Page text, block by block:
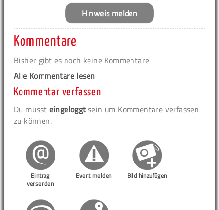
Hinweis melden
Kommentare
Bisher gibt es noch keine Kommentare
Alle Kommentare lesen
Kommentar verfassen
Du musst eingeloggt sein um Kommentare verfassen
zu können.
Eintrag
versenden
Event melden Bild hinzufügen